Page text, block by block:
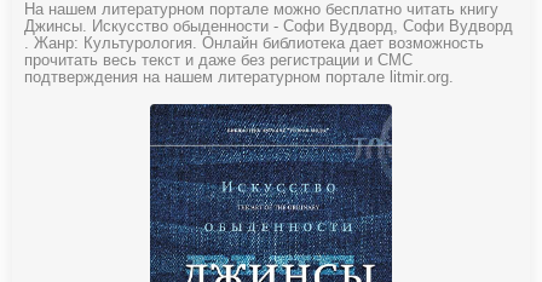
На нашем литературном портале можно бесплатно читать книгу
Джинсы. Искусство обыденности - Софи Вудворд, Софи Вудворд
. Жанр: Культурология. Онлайн библиотека дает возможность
прочитать весь текст и даже без регистрации и СМС
подтверждения на нашем литературном портале litmir.org.